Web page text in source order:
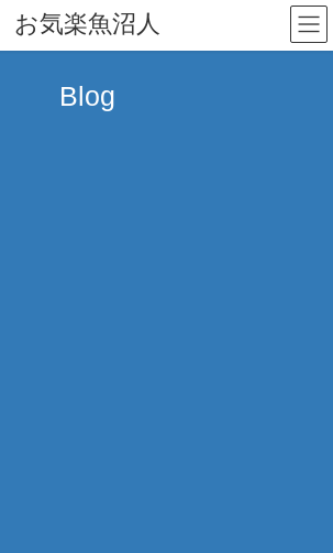
お気楽魚沼人
Blog